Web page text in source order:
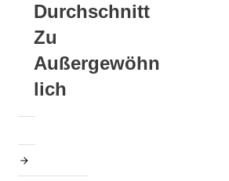
Durchschnitt
Zu
Außergewöhn
Lich